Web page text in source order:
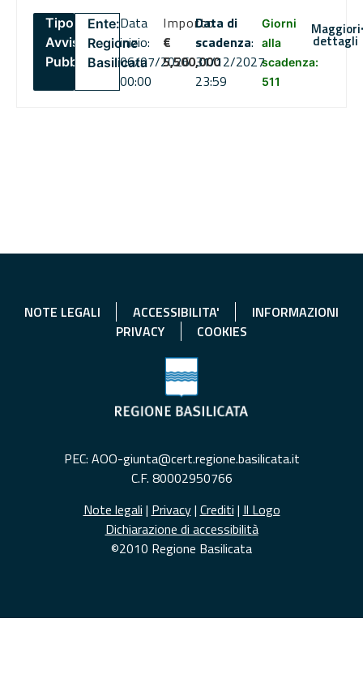
Tipo:
Avviso
Pubblico
Ente:
Regione
Basilicata
Data
inizio:
06/07/2026
00:00
Importo
€
5,500,000
Data di
scadenza:
31/12/2027
23:59
Giorni
alla
scadenza:
511
Maggiori
dettagli
NOTE LEGALI ACCESSIBILITA'
INFORMAZIONI
PRIVACY
COOKIES
PEC: AOO-giunta@cert.regione.basilicata.it
C.F. 80002950766
Note legali | Privacy| Crediti | Il Logo
Dichiarazione di accessibilità
©2010 Regione Basilicata